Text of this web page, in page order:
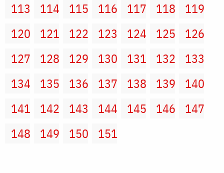
113
114 115 116 117 118
119
120
121 122 123 124 125
126
127
128 129 130 131 132
133
134
135 136 137 138 139
140
141
142 143 144 145 146
147
148
149 150 151